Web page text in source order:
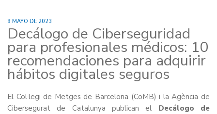
8 MAYO DE 2023
Decálogo de Ciberseguridad
para profesionales médicos: 10
recomendaciones para adquirir
hábitos digitales seguros
El Col·legi de Metges de Barcelona (CoMB) i la Agència de
Cibersegurat de Catalunya publican el Decálogo de